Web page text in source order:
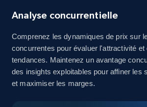
URL, Product id, Title, Seller name,
Seller reviews, Breadcrumbs, Root
more.
Analyse concurrentielle
Comprenez les dynamiques de prix sur
concurrentes pour évaluer l'attractivité et
tendances. Maintenez un avantage
des insights exploitables pour affiner les
et maximiser les marges.